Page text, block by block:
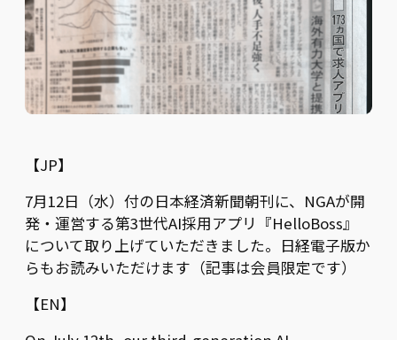
【JP】
7月12日（水）付の日本経済新聞朝刊に、NGAが開
発・運営する第3世代AI採用アプリ『HelloBoss』
について取り上げていただきました。日経電子版か
らもお読みいただけます（記事は会員限定です）
【EN】